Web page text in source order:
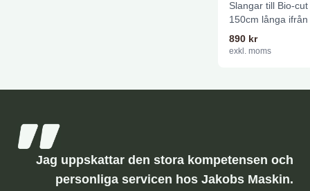
Slangar till Bio-
150cm långa
sitter monterat 1/
890 kr
exkl. moms
Jag uppskattar den stora kompetensen och
personliga servicen hos Jakobs Maskin.